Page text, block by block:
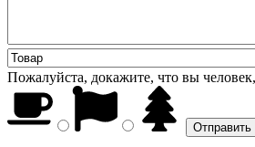
Пожалуйста, докажите, что вы